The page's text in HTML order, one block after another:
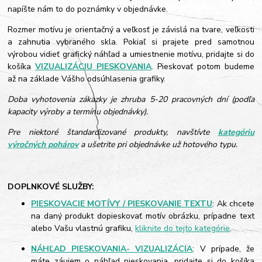
napíšte nám to do poznámky v objednávke.
Rozmer motívu je orientačný a veľkosť je závislá na tvare, veľkosti
a zahnutia vybraného skla. Pokiaľ si prajete pred samotnou
výrobou vidieť grafický náhľad a umiestnenie motívu, pridajte si do
košíkaVIZUALIZÁCIU PIESKOVANIA. Pieskovať potom budeme
až na základe Vášho odsúhlasenia grafiky.
Doba vyhotovenia zákazky je zhruba 5-20 pracovných dní (podľa
kapacity výroby a termínu objednávky).
Pre niektoré štandardizované produkty, navštívtekategóriu
výročných pohárova ušetrite pri objednávke už hotového typu.
DOPLNKOVÉ SLUŽBY:
PIESKOVACIE MOTÍVY / PIESKOVANIE TEXTU: Ak chcete
na daný produkt dopieskovať motív obrázku, prípadne text
alebo Vašu vlastnú grafiku,kliknite do tejto kategórie.
NÁHĽAD PIESKOVANIA- VIZUALIZÁCIA: V prípade, že